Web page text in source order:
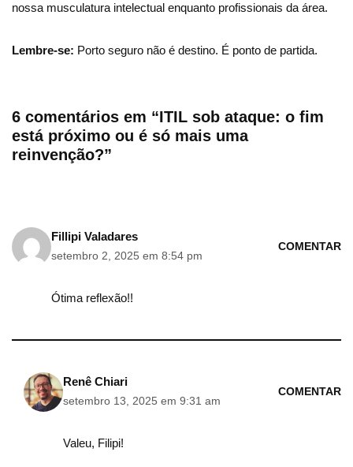
nossa musculatura intelectual enquanto profissionais da área.
Lembre-se: Porto seguro não é destino. É ponto de partida.
6 comentários em “ITIL sob ataque: o fim
está próximo ou é só mais uma
reinvenção?”
Fillipi Valadares
setembro 2, 2025 em 8:54 pm
COMENTAR
Ótima reflexão!!
Renê Chiari
setembro 13, 2025 em 9:31 am
COMENTAR
Valeu, Filipi!